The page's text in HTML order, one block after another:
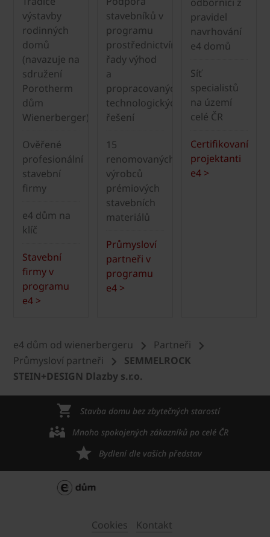
výstavby
rodinných
domů
(navazuje na
sdružení
Porotherm
dům
Wienerberger)
Ověřené
profesionální
stavební
firmy
e4 dům na
klíč
Stavební
firmy v
programu
e4 >
stavebníků v
programu
prostřednictvím
řady výhod
a
propracovaných
technologických
řešení
15
renomovaných
výrobců
prémiových
stavebních
materiálů
Průmysloví
partneři v
programu
e4 >
odborníci z
pravidel
navrhování
e4 domů
Síť
specialistů
na území
celé ČR
Certifikovaní
projektanti
e4 >
e4 dům od wienerbergeru
Partneři
Průmysloví partneři
SEMMELROCK
STEIN+DESIGN Dlazby s.r.o.
Stavba domu bez zbytečných starostí
Mnoho spokojených zákazníků po celé ČR
Bydlení dle vašich představ
Cookies Kontakt